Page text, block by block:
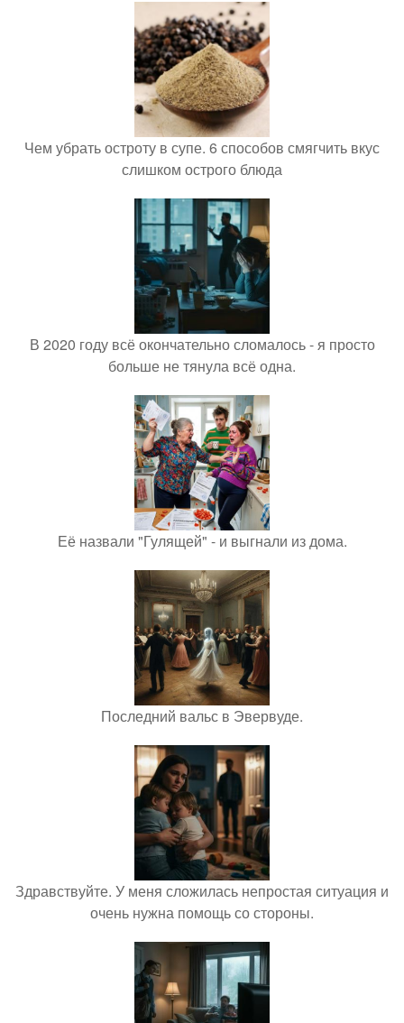
Чем убрать остроту в супе. 6 способов смягчить вкус
слишком острого блюда
В 2020 году всё окончательно сломалось - я просто
больше не тянула всё одна.
Её назвали "Гулящей" - и выгнали из дома.
Последний вальс в Эвервуде.
Здравствуйте. У меня сложилась непростая ситуация и
очень нужна помощь со стороны.